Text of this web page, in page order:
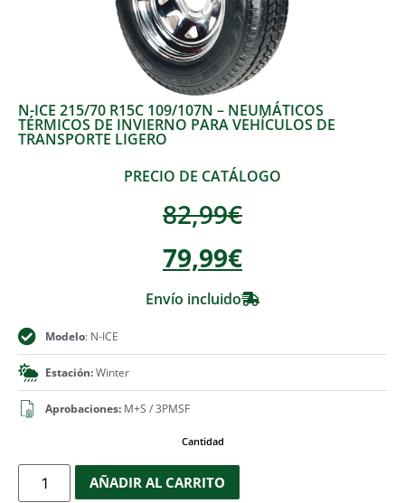
N-ICE 215/70 R15C 109/107N – NEUMÁTICOS
TÉRMICOS DE INVIERNO PARA VEHÍCULOS DE
TRANSPORTE LIGERO
PRECIO DE CATÁLOGO
82,99€
79,99€
Envío incluido
Modelo: N-ICE
Estación:Winter
Aprobaciones: M+S / 3PMSF
Cantidad
AÑADIR AL CARRITO